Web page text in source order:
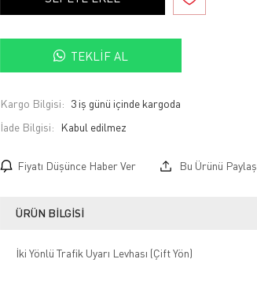
TEKLIF AL
Kargo Bilgisi: 3 iş günü içinde kargoda
İade Bilgisi:
Fiyatı Düşünce Haber Ver Bu Ürünü Paylaş
ÜRÜN BILGISI
İki Yönlü Trafik Uyarı Levhası (Çift Yön)